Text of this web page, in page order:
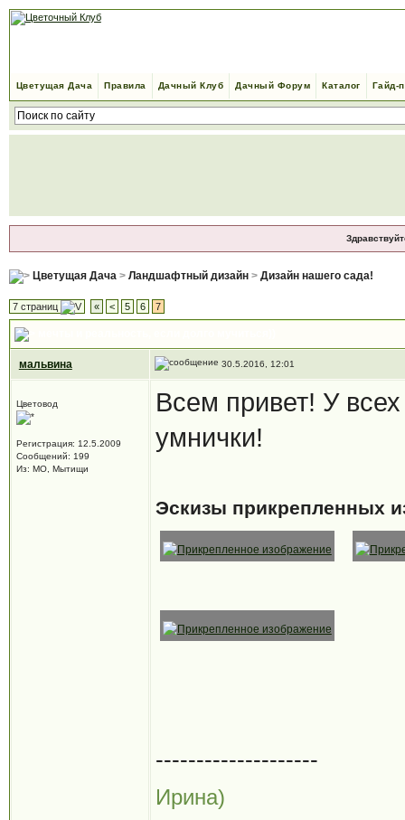
Цветущая Дача Правила Дачный Клуб Дачный Форум Каталог Гайд-
Цветущая Дача> Ландшафтный дизайн> Дизайн нашего сада!
7 страниц « < 5 6 7
мальвина 30.5.2016, 12:01
Цветовод
Регистрация: 12.5.2009
Сообщений: 199
Из: МО, Мытищи
Всем привет! У
умнички!
Эскизы прикрепленных
--------------------
Ирина)